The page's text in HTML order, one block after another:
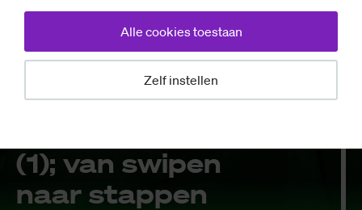
Zelf instellen
Alle cookies toestaan
Mensen
(1); van swi­pen
naar stap­pen